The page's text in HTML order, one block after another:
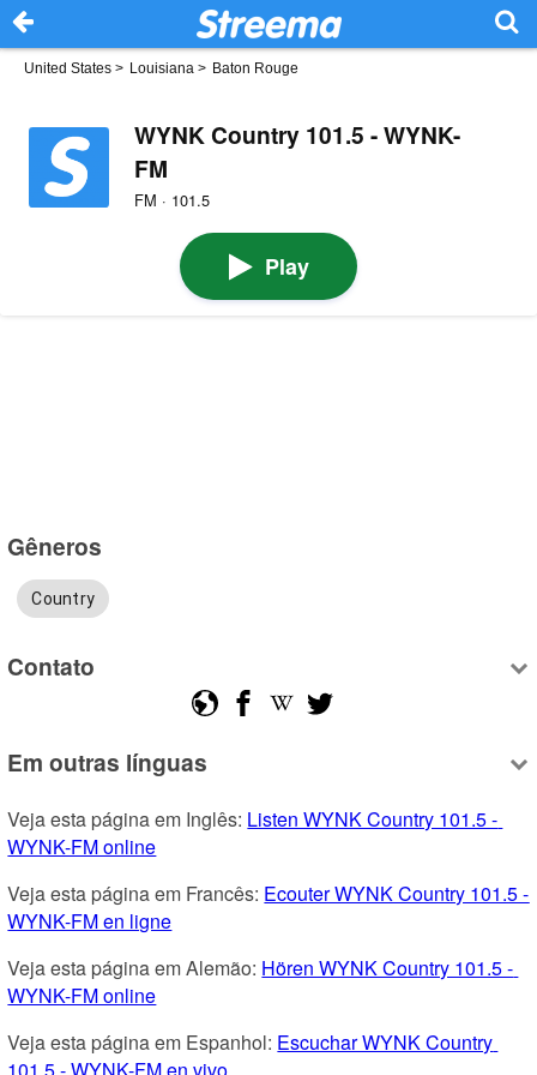
United States > Louisiana > Baton Rouge
WYNK Country 101.5 - WYNK-
FM
FM · 101.5
Play
Gêneros
Country
Contato
Em outras línguas
Veja esta página em Inglês: Listen WYNK Country 101.5 -
WYNK-FM online
Veja esta página em Francês: Ecouter WYNK Country 101.5 -
WYNK-FM en ligne
Veja esta página em Alemão: Hören WYNK Country 101.5 -
WYNK-FM online
Veja esta página em Espanhol: Escuchar WYNK Country
101.5 - WYNK-FM en vivo